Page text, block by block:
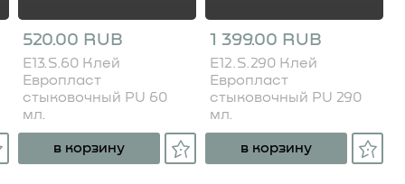
520.00 RUB
E13.S.60 Клей
Европласт
стыковочный PU 60
мл.
в корзину
1 399.00 RUB
E12.S.290 Клей
Европласт
стыковочный PU 290
мл.
в корзину